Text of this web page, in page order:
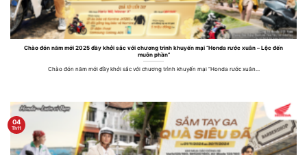
Chào đón năm mới 2025 đầy khởi sắc với chương trình khuyến mại “Honda rước xuân – Lộc đến
muôn phần”
Chào đón năm mới đầy khởi sắc với chương trình khuyến mại “Honda rước xuân...
04
Th11